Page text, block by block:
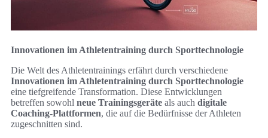
Innovationen im Athletentraining durch Sporttechnologie
Die Welt des Athletentrainings erfährt durch verschiedene
Innovationen im Athletentraining durch Sporttechnologie
eine tiefgreifende Transformation. Diese Entwicklungen
betreffen sowohl neue Trainingsgeräte als auch digitale
Coaching-Plattformen, die auf die Bedürfnisse der Athleten
zugeschnitten sind.